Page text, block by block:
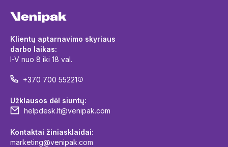
Klientų aptarnavimo skyriaus
darbo laikas:
I-V nuo 8 iki 18 val.
+370 700 55221
Užklausos dėl siuntų:
helpdesk.lt@venipak.com
Kontaktai žiniasklaidai:
marketing@venipak.com